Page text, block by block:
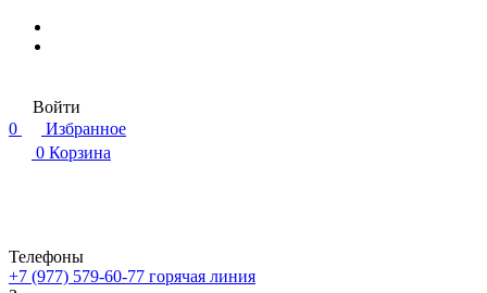
Войти
0
Избранное
0 Корзина
Телефоны
+7 (977) 579-60-77 горячая линия